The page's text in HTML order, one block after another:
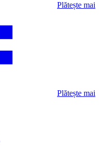
Plătește mai
Plătește mai